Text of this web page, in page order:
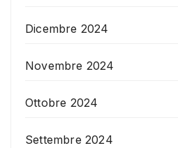
Dicembre 2024
Novembre 2024
Ottobre 2024
Settembre 2024